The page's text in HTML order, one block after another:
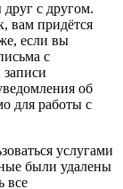
с другом.
вам придётся
если вы
с
об
для работы с
услугами
были удалены
все